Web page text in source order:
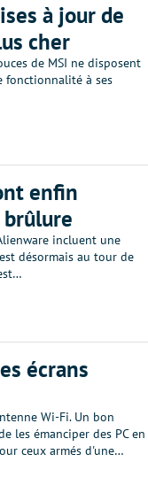
à jour de
cher
de MSI ne disposent
fonctionnalité à ses
enfin
incluent une
désormais au tour de
écrans
Wi-Fi. Un bon
les émanciper des PC en
ceux armés d'une…